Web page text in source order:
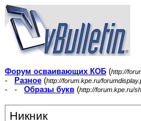
Форум осваивающих КОБ (http://
-
Разное (http://forum.kpe.ru/
- - Образы букв (http://forum.kpe.ru/
Никник